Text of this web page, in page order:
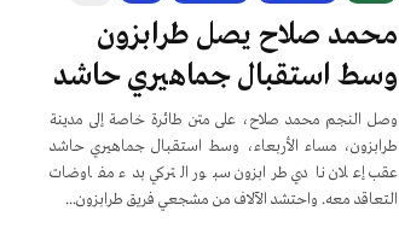
محمد صلاح يصل طرابزون
وسط استقبال جماهيري حاشد
وصل النجم محمد صلاح، على متن طائرة خاصة إلى مدينة
طرابزون، مساء الأربعاء، وسط استقبال جماهيري حاشد
عقب إعلان نادي طرابزون سبور التركي بدء مفاوضات
التعاقد معه. واحتشد الآلاف من مشجعي فريق طرابزون...